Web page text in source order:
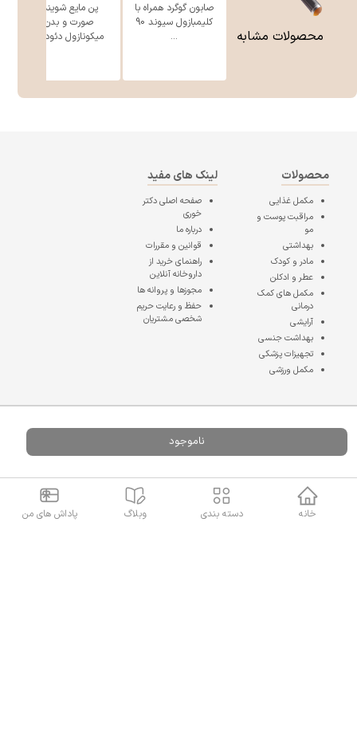
محصولات مشابه
صابون گوگرد همراه با
کلیمبازول سیوند 90
...
پن مایع شوینده
صورت و بدن
میکونازول دئود ...
ناموجود
محصولات
مکمل غذایی
مراقبت پوست و
مو
بهداشتی
مادر و کودک
عطر و ادکلن
مکمل های کمک
درمانی
آرایشی
بهداشت جنسی
تجهیزات پزشکی
مکمل ورزشی
لینک های مفید
صفحه اصلیدکتر
خوری
درباره ما
قوانین و مقررات
راهنمای خرید از
داروخانه آنلاین
مجوزها و پروانه ها
حفظ و رعایت حریم
شخصی مشتریان
گرگان،خیابان
24،داروخانه
خانه دسته بندی وبلاگ پاداش های من